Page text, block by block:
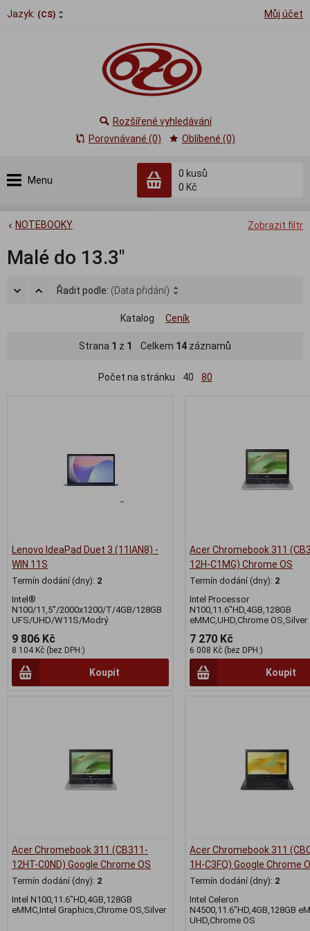
Jazyk: (CS) Můj účet
Menu
0 kusů
0 Kč
Rozšířené vyhledávání
Porovnávané (0)
Oblíbené (0)
Zobrazit filtr
NOTEBOOKY
Malé do 13.3"
Řadit podle: (Data přidání)
Katalog Ceník
Strana 1 z 1 Celkem 14 záznamů
Počet na stránku 40 80
Lenovo IdeaPad Duet 3 (11IAN8) -
WIN 11S
Termín dodání (dny): 2
Intel®
N100/11,5"/2000x1200/T/4GB/128GB
UFS/UHD/W11S/Modrý
9 806 Kč
8 104 Kč (bez DPH:)
Koupit
Acer Chromebook 311
12H-C1MG) Chrome OS
Termín dodání (dny): 2
Intel Processor
N100,11.6"HD,4GB,128GB
eMMC,UHD,Chrome OS,Silver
7 270 Kč
6 008 Kč (bez DPH:)
Koupit
Acer Chromebook 311 (CB311-
12HT-C0ND) Google Chrome OS
Termín dodání (dny): 2
Intel N100,11.6"HD,4GB,128GB
eMMC,Intel Graphics,Chrome OS,Silver
Acer Chromebook 311
1H-C3FQ) Google Chrome
Termín dodání (dny): 2
Intel Celeron
N4500,11.6"HD,4GB,128GB
UHD,Chrome OS